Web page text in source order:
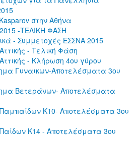
στην Αθήνα
-ΤΕΛΙΚΗ ΦΑΣΗ
- Συμμετοχές ΕΣΣΝΑ 2015
- Τελική Φάση
- Κλήρωση 4ου γύρου
Γυναικων-Αποτελέσματα 3ου
Βετεράνων- Αποτελέσματα
Κ10- Αποτελέσματα 3ου
Κ14 - Αποτελέσματα 3ου